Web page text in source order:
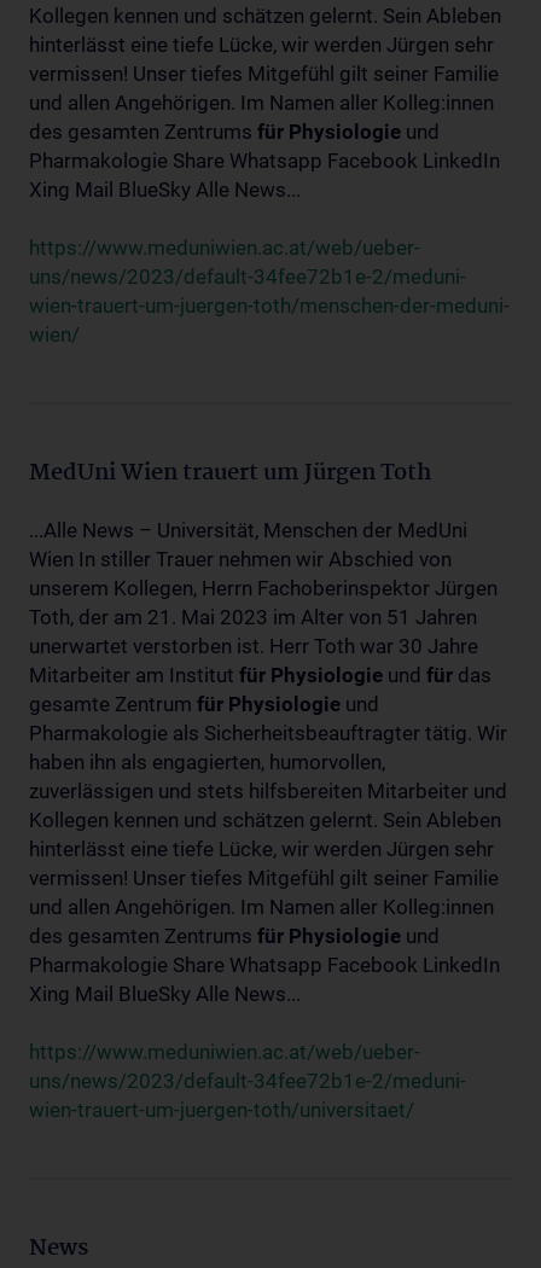
Kollegen kennen und schätzen gelernt. Sein Ableben
hinterlässt eine tiefe Lücke, wir werden Jürgen sehr
vermissen! Unser tiefes Mitgefühl gilt seiner Familie
und allen Angehörigen. Im Namen aller Kolleg:innen
des gesamten Zentrums für Physiologie und
Pharmakologie Share Whatsapp Facebook LinkedIn
Xing Mail BlueSky Alle News...
https://www.meduniwien.ac.at/web/ueber-
uns/news/2023/default-34fee72b1e-2/meduni-
wien-trauert-um-juergen-toth/menschen-der-meduni-
wien/
MedUni Wien trauert um Jürgen Toth
...Alle News – Universität, Menschen der MedUni
Wien In stiller Trauer nehmen wir Abschied von
unserem Kollegen, Herrn Fachoberinspektor Jürgen
Toth, der am 21. Mai 2023 im Alter von 51 Jahren
unerwartet verstorben ist. Herr Toth war 30 Jahre
Mitarbeiter am Institut für Physiologie und für das
gesamte Zentrum für Physiologie und
Pharmakologie als Sicherheitsbeauftragter tätig. Wir
haben ihn als engagierten, humorvollen,
zuverlässigen und stets hilfsbereiten Mitarbeiter und
Kollegen kennen und schätzen gelernt. Sein Ableben
hinterlässt eine tiefe Lücke, wir werden Jürgen sehr
vermissen! Unser tiefes Mitgefühl gilt seiner Familie
und allen Angehörigen. Im Namen aller Kolleg:innen
des gesamten Zentrums für Physiologie und
Pharmakologie Share Whatsapp Facebook LinkedIn
Xing Mail BlueSky Alle News...
https://www.meduniwien.ac.at/web/ueber-
uns/news/2023/default-34fee72b1e-2/meduni-
wien-trauert-um-juergen-toth/universitaet/
News